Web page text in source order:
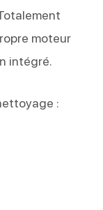
moteur
intégré.
: